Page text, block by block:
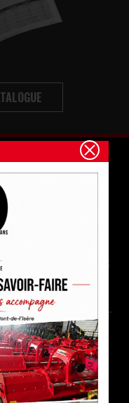
ET SCIES + TAPIS
DE BRANCHES ET